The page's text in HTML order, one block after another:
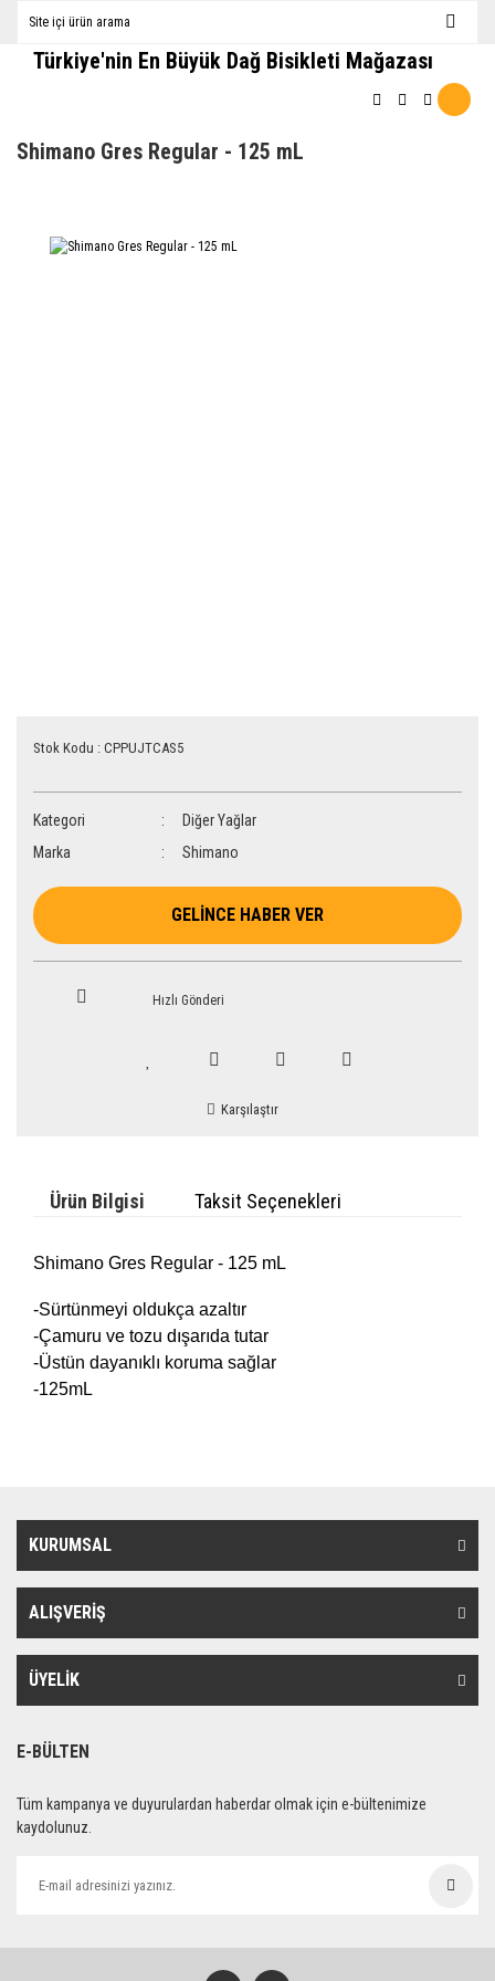
Türkiye'nin En Büyük Dağ Bisikleti Mağazası
Shimano Gres Regular - 125 mL
Stok Kodu : CPPUJTCAS5
Kategori
Diğer Yağlar
Marka
Shimano
GELİNCE HABER VER
Hızlı Gönderi
Karşılaştır
Ürün Bilgisi Taksit Seçenekleri
Shimano Gres Regular - 125 mL
-Sürtünmeyi oldukça azaltır
-Çamuru ve tozu dışarıda tutar
-Üstün dayanıklı koruma sağlar
-125mL
KURUMSAL
ALIŞVERİŞ
ÜYELİK
E-BÜLTEN
Tüm kampanya ve duyurulardan haberdar olmak için e-bültenimize
kaydolunuz.